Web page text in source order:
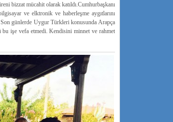
bizzat mücahit olarak katıldı.Cumhurbaşkanı
ve elktronik ve haberleşme aygıtlarını
günlerde Uygur Türkleri konusunda Arapça
bu işe vefa etmedi. Kendisini minnet ve rahmet